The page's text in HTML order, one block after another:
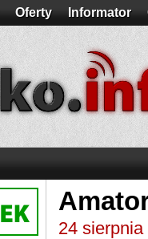
Oferty Informator
24 sierpnia